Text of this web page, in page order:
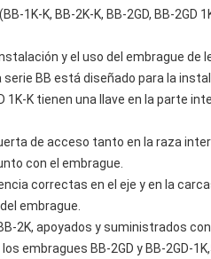
1K-K, BB-2K-K, BB-2GD, BB-2GD
y el uso del embrague de
serie BB está diseñado para la
1K-K tienen una llave en la parte
de acceso tanto en la raza
con el embrague.
correctas en el eje y en la
embrague.
2K, apoyados y suministrados
embragues BB-2GD y BB-2GD-